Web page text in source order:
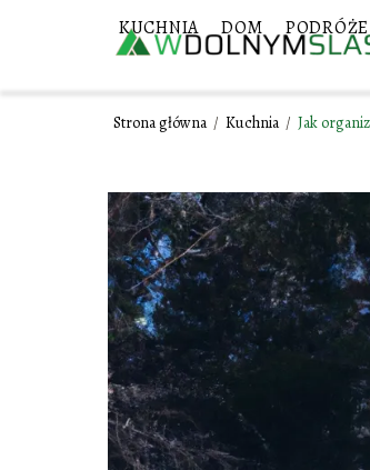
KUCHNIA DOM PODRÓŻE
Strona główna / Kuchnia / Jak